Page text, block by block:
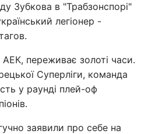
Зубкова в "Трабзонспорі"
легіонер -
переживає золоті часи.
Суперліги, команда
у раунді плей-оф
заявили про себе на